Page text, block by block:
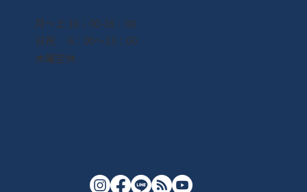
月〜土 10：00-16：00
日祝 6：00〜13：00
木曜定休